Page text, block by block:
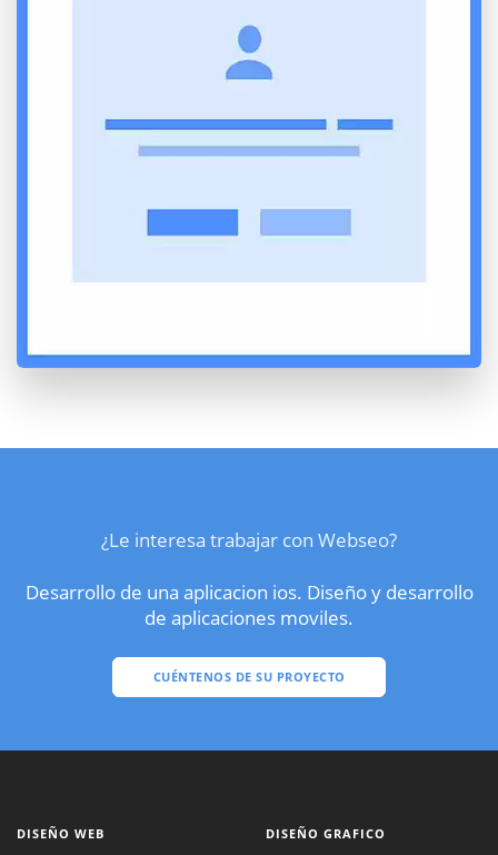
¿Le interesa trabajar con Webseo?
Desarrollo de una aplicacion ios. Diseño y desarrollo
de aplicaciones moviles.
CUÉNTENOS DE SU PROYECTO
DISEÑO WEB DISEÑO GRAFICO